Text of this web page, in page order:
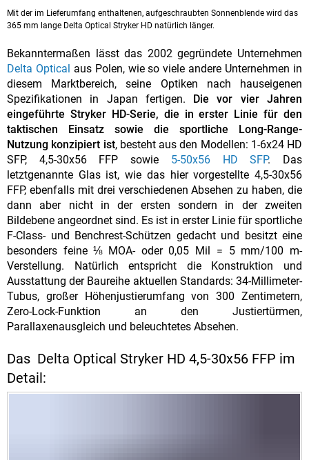
Mit der im Lieferumfang enthaltenen, aufgeschraubten Sonnenblende wird das
365 mm lange Delta Optical Stryker HD natürlich länger.
Bekanntermaßen lässt das 2002 gegründete Unternehmen
Delta Optical aus Polen, wie so viele andere Unternehmen in
diesem Marktbereich, seine Optiken nach hauseigenen
Spezifikationen in Japan fertigen.
Die vor vier Jahren
eingeführte Stryker HD-Serie, die in erster Linie für den
taktischen Einsatz sowie die sportliche Long-Range-
Nutzung konzipiert ist, besteht aus den Modellen: 1-6x24 HD
SFP, 4,5-30x56 FFP sowie 5-50x56 HD SFP. Das
letztgenannte Glas ist, wie das hier vorgestellte 4,5-30x56
FFP, ebenfalls mit drei verschiedenen Absehen zu haben, die
dann aber nicht in der ersten sondern in der zweiten
Bildebene angeordnet sind. Es ist in erster Linie für sportliche
F-Class- und Benchrest-Schützen gedacht und besitzt eine
besonders feine ⅛ MOA- oder 0,05 Mil = 5 mm/100 m-
Verstellung. Natürlich entspricht die Konstruktion und
Ausstattung der Baureihe aktuellen Standards: 34-Millimeter-
Tubus, großer Höhenjustierumfang von 300 Zentimetern,
Zero-Lock-Funktion an den Justiertürmen,
Parallaxenausgleich und beleuchtetes Absehen.
Das Delta Optical Stryker HD 4,5-30x56 FFP im
Detail: